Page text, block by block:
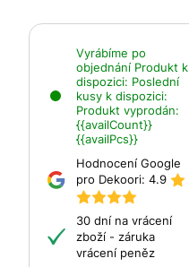
Vyrábíme po
objednání Produkt k
dispozici: Poslední
kusy k dispozici:
Produkt vyprodán:
{{availCount}}
{{availPcs}}
Hodnocení Google
pro Dekoori: 4.9
30 dní na vrácení
zboží - záruka
vrácení peněz